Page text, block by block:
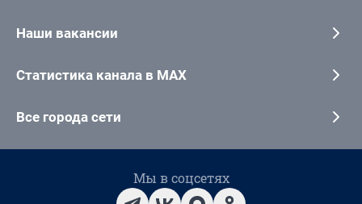
Наши вакансии
Статистика канала в MAX
Все города сети
Мы в соцсетях